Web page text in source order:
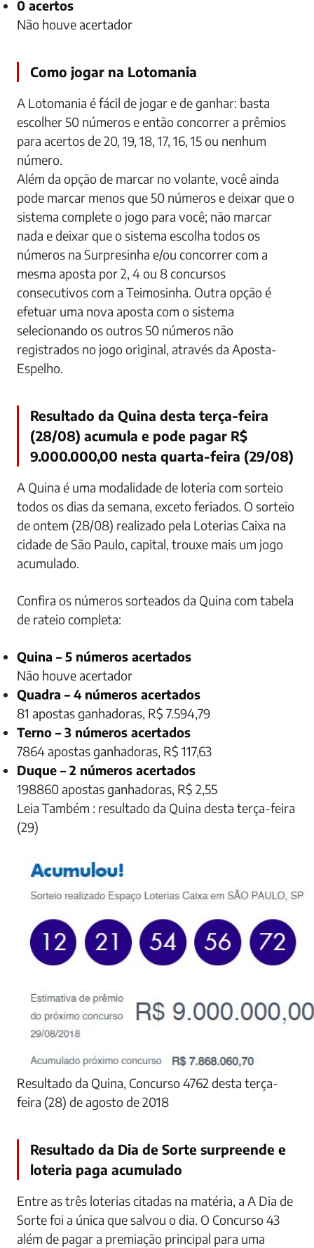
0 acertos
Não houve acertador
Como jogar na Lotomania
A Lotomania é fácil de jogar e de ganhar: basta
escolher 50 números e então concorrer a prêmios
para acertos de 20, 19, 18, 17, 16, 15 ou nenhum
número.
Além da opção de marcar no volante, você ainda
pode marcar menos que 50 números e deixar que o
sistema complete o jogo para você; não marcar
nada e deixar que o sistema escolha todos os
números na Surpresinha e/ou concorrer com a
mesma aposta por 2, 4 ou 8 concursos
consecutivos com a Teimosinha. Outra opção é
efetuar uma nova aposta com o sistema
selecionando os outros 50 números não
registrados no jogo original, através da Aposta-
Espelho.
Resultado da Quina desta terça-feira
(28/08) acumula e pode pagar R$
9.000.000,00 nesta quarta-feira (29/08)
A Quina é uma modalidade de loteria com sorteio
todos os dias da semana, exceto feriados. O sorteio
de ontem (28/08) realizado pela Loterias Caixa na
cidade de São Paulo, capital, trouxe mais um jogo
acumulado.
Confira os números sorteados da Quina com tabela
de rateio completa:
Quina – 5 números acertados
Não houve acertador
Quadra – 4 números acertados
81 apostas ganhadoras, R$ 7.594,79
Terno – 3 números acertados
7864 apostas ganhadoras, R$ 117,63
Duque – 2 números acertados
198860 apostas ganhadoras, R$ 2,55
Leia Também : resultado da Quina desta terça-feira
(29)
Resultado da Quina, Concurso 4762 desta terça-
feira (28) de agosto de 2018
Resultado da Dia de Sorte surpreende e
loteria paga acumulado
Entre as três loterias citadas na matéria, a A Dia de
Sorte foi a única que salvou o dia. O Concurso 43
além de pagar a premiação principal para uma